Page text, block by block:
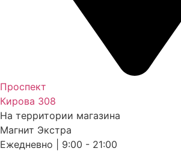
Проспект
Кирова 308
На территории магазина
Магнит Экстра
Ежедневно | 9:00 - 21:00